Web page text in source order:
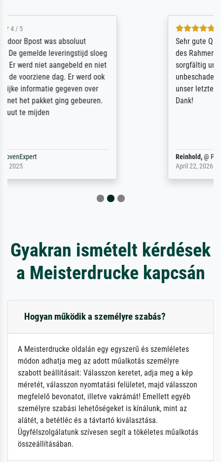
Sehr gute Qualität des Leinwanddrucks und
des Rahmens! Unser Bild wurde sehr
sorgfältig und sicher verpackt, so dass es
unbeschadet bei uns ankam. Es wird nicht
unser letzter Meisterdruck sein. Vielen
Dank!
Gyakran ismételt kérdések
a Meisterdrucke kapcsán
Hogyan működik a személyre szabás?
A Meisterdrucke oldalán egy egyszerű és szemléletes
módon adhatja meg az adott műalkotás személyre
szabott beállításait: Válasszon keretet, adja meg a kép
méretét, válasszon nyomtatási felületet, majd válasszon
megfelelő bevonatot, illetve vakrámát! Emellett egyéb
személyre szabási lehetőségeket is kínálunk, mint az
alátét, a betétléc és a távtartó kiválasztása.
Ügyfélszolgálatunk szívesen segít a tökéletes műalkotás
összeállításában.